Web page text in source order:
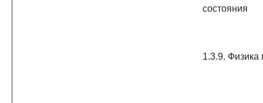
состояния
1.3.9. Физика